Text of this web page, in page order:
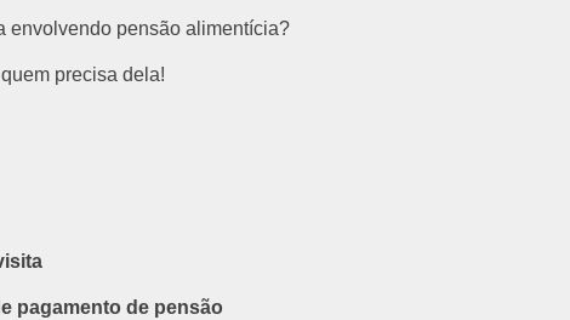
envolvendo pensão alimentícia?
precisa dela!
pagamento de pensão